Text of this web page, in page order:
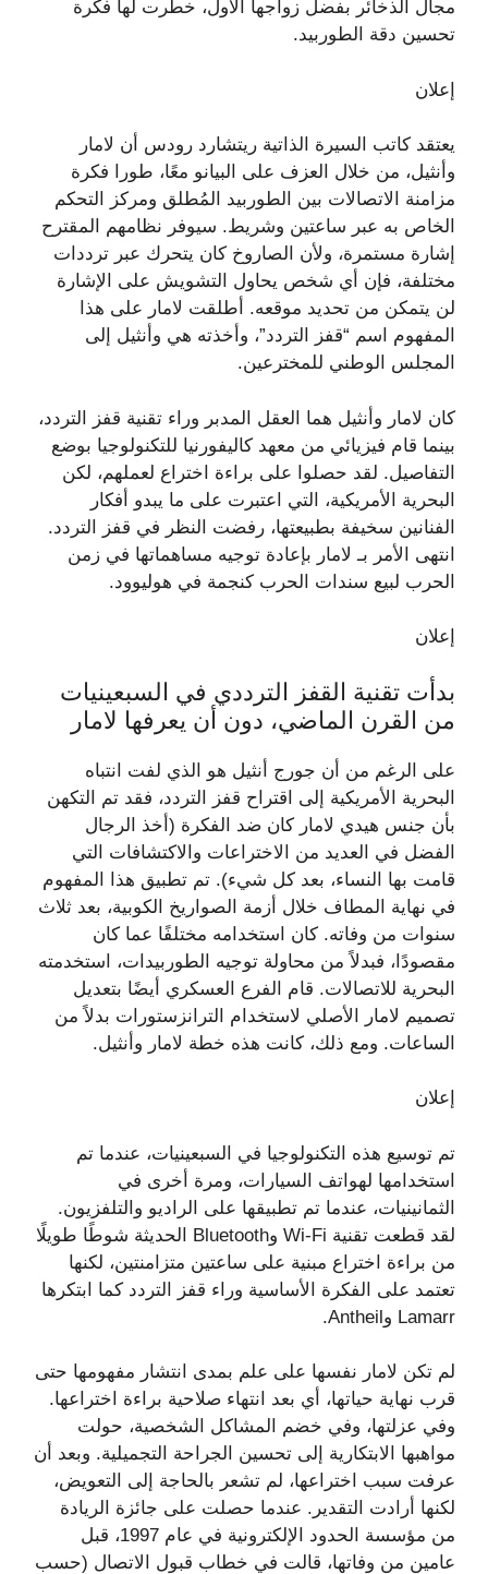
مجال الذخائر بفضل زواجها الأول، خطرت لها فكرة
تحسين دقة الطوربيد.
إعلان
يعتقد كاتب السيرة الذاتية ريتشارد رودس أن لامار
وأنثيل، من خلال العزف على البيانو معًا، طورا فكرة
مزامنة الاتصالات بين الطوربيد المُطلق ومركز التحكم
الخاص به عبر ساعتين وشريط. سيوفر نظامهم المقترح
إشارة مستمرة، ولأن الصاروخ كان يتحرك عبر ترددات
مختلفة، فإن أي شخص يحاول التشويش على الإشارة
لن يتمكن من تحديد موقعه. أطلقت لامار على هذا
المفهوم اسم “قفز التردد”، وأخذته هي وأنثيل إلى
المجلس الوطني للمخترعين.
كان لامار وأنثيل هما العقل المدبر وراء تقنية قفز التردد،
بينما قام فيزيائي من معهد كاليفورنيا للتكنولوجيا بوضع
التفاصيل. لقد حصلوا على براءة اختراع لعملهم، لكن
البحرية الأمريكية، التي اعتبرت على ما يبدو أفكار
الفنانين سخيفة بطبيعتها، رفضت النظر في قفز التردد.
انتهى الأمر بـ لامار بإعادة توجيه مساهماتها في زمن
الحرب لبيع سندات الحرب كنجمة في هوليوود.
إعلان
بدأت تقنية القفز الترددي في السبعينيات
من القرن الماضي، دون أن يعرفها لامار
على الرغم من أن جورج أنثيل هو الذي لفت انتباه
البحرية الأمريكية إلى اقتراح قفز التردد، فقد تم التكهن
بأن جنس هيدي لامار كان ضد الفكرة (أخذ الرجال
الفضل في العديد من الاختراعات والاكتشافات التي
قامت بها النساء، بعد كل شيء). تم تطبيق هذا المفهوم
في نهاية المطاف خلال أزمة الصواريخ الكوبية، بعد ثلاث
سنوات من وفاته. كان استخدامه مختلفًا عما كان
مقصودًا، فبدلاً من محاولة توجيه الطوربيدات، استخدمته
البحرية للاتصالات. قام الفرع العسكري أيضًا بتعديل
تصميم لامار الأصلي لاستخدام الترانزستورات بدلاً من
الساعات. ومع ذلك، كانت هذه خطة لامار وأنثيل.
إعلان
تم توسيع هذه التكنولوجيا في السبعينيات، عندما تم
استخدامها لهواتف السيارات، ومرة ​​أخرى في
الثمانينيات، عندما تم تطبيقها على الراديو والتلفزيون.
لقد قطعت تقنية Wi-Fi وBluetooth الحديثة شوطًا طويلًا
من براءة اختراع مبنية على ساعتين متزامنتين، لكنها
تعتمد على الفكرة الأساسية وراء قفز التردد كما ابتكرها
Lamarr وAntheil.
لم تكن لامار نفسها على علم بمدى انتشار مفهومها حتى
قرب نهاية حياتها، أي بعد انتهاء صلاحية براءة اختراعها.
وفي عزلتها، وفي خضم المشاكل الشخصية، حولت
مواهبها الابتكارية إلى تحسين الجراحة التجميلية. وبعد أن
عرفت سبب اختراعها، لم تشعر بالحاجة إلى التعويض،
لكنها أرادت التقدير. عندما حصلت على جائزة الريادة
من مؤسسة الحدود الإلكترونية في عام 1997، قبل
عامين من وفاتها، قالت في خطاب قبول الاتصال (حسب